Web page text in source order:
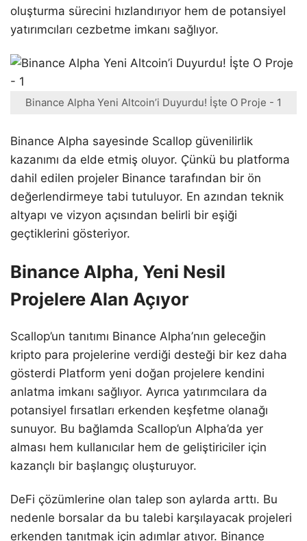
oluşturma sürecini hızlandırıyor hem de potansiyel
yatırımcıları cezbetme imkanı sağlıyor.
Binance Alpha Yeni Altcoin’i Duyurdu! İşte O Proje - 1
Binance Alpha sayesinde Scallop güvenilirlik
kazanımı da elde etmiş oluyor. Çünkü bu platforma
dahil edilen projeler Binance tarafından bir ön
değerlendirmeye tabi tutuluyor. En azından teknik
altyapı ve vizyon açısından belirli bir eşiği
geçtiklerini gösteriyor.
Binance Alpha, Yeni Nesil
Projelere Alan Açıyor
Scallop’un tanıtımı Binance Alpha’nın geleceğin
kripto para projelerine verdiği desteği bir kez daha
gösterdi Platform yeni doğan projelere kendini
anlatma imkanı sağlıyor. Ayrıca yatırımcılara da
potansiyel fırsatları erkenden keşfetme olanağı
sunuyor. Bu bağlamda Scallop’un Alpha’da yer
alması hem kullanıcılar hem de geliştiriciler için
kazançlı bir başlangıç oluşturuyor.
DeFi çözümlerine olan talep son aylarda arttı. Bu
nedenle borsalar da bu talebi karşılayacak projeleri
erkenden tanıtmak için adımlar atıyor. Binance